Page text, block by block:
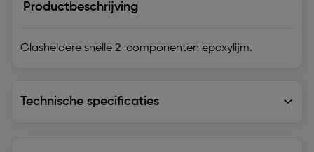
Productbeschrijving
Glasheldere snelle 2-componenten epoxylijm.
Technische specificaties